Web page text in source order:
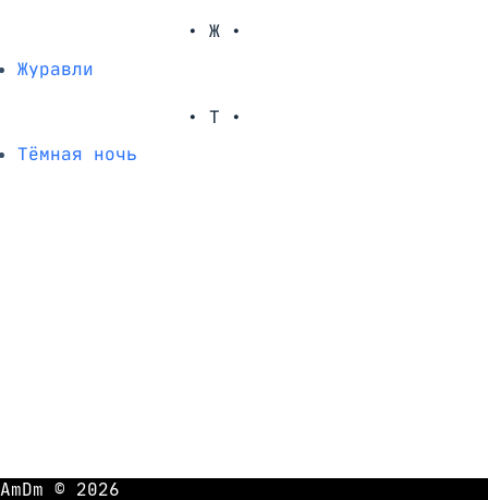
• Ж •
Журавли
• Т •
Тёмная ночь
AmDm © 2026